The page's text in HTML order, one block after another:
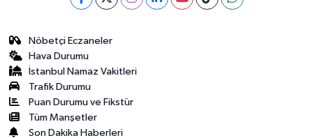
Nöbetçi Eczaneler
Hava Durumu
İstanbul Namaz Vakitleri
Trafik Durumu
Puan Durumu ve Fikstür
Tüm Manşetler
Son Dakika Haberleri